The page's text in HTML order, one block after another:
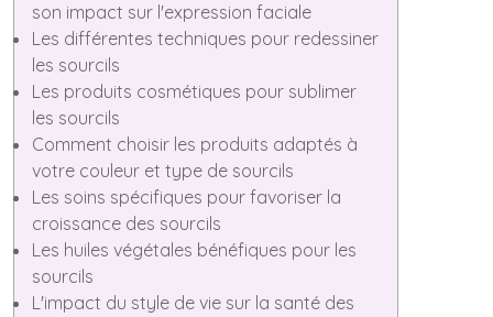
son impact sur l'expression faciale
Les différentes techniques pour redessiner
les sourcils
Les produits cosmétiques pour sublimer
les sourcils
Comment choisir les produits adaptés à
votre couleur et type de sourcils
Les soins spécifiques pour favoriser la
croissance des sourcils
Les huiles végétales bénéfiques pour les
sourcils
L'impact du style de vie sur la santé des